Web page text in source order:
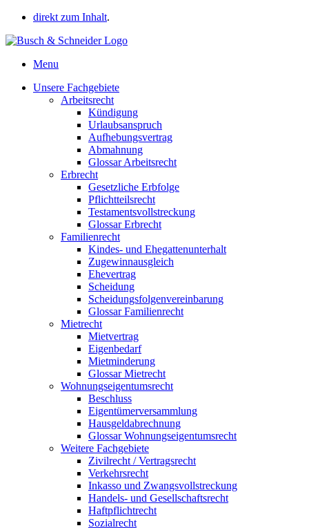
direkt zum Inhalt.
Menu
Unsere Fachgebiete
Arbeitsrecht
Kündigung
Urlaubsanspruch
Aufhebungsvertrag
Abmahnung
Glossar Arbeitsrecht
Erbrecht
Gesetzliche Erbfolge
Pflichtteilsrecht
Testamentsvollstreckung
Glossar Erbrecht
Familienrecht
Kindes- und Ehegattenunterhalt
Zugewinnausgleich
Ehevertrag
Scheidung
Scheidungsfolgenvereinbarung
Glossar Familienrecht
Mietrecht
Mietvertrag
Eigenbedarf
Mietminderung
Glossar Mietrecht
Wohnungseigentumsrecht
Beschluss
Eigentümerversammlung
Hausgeldabrechnung
Glossar Wohnungseigentumsrecht
Weitere Fachgebiete
Zivilrecht / Vertragsrecht
Verkehrsrecht
Inkasso und Zwangsvollstreckung
Handels- und Gesellschaftsrecht
Haftpflichtrecht
Sozialrecht